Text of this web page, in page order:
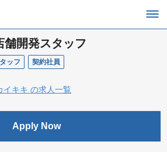
舗開発スタッフ
ッフ 契約社員
イキキ の求人一覧
Apply Now